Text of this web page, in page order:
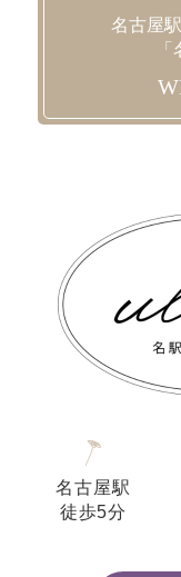
名古屋
名古屋駅
徒歩5分